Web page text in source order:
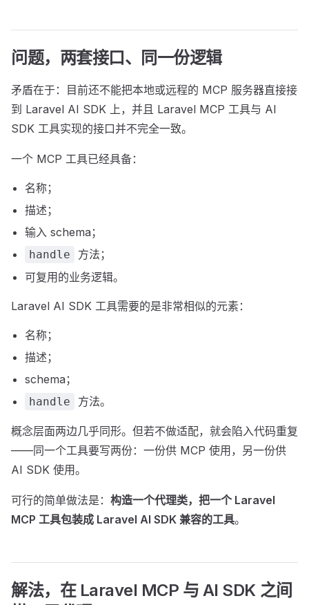
问题，两套接口、同一份逻辑
矛盾在于：目前还不能把本地或远程的 MCP 服务器直接接
到 Laravel AI SDK 上，并且 Laravel MCP 工具与 AI
SDK 工具实现的接口并不完全一致。
一个 MCP 工具已经具备：
名称；
描述；
输入 schema；
handle
方法；
可复用的业务逻辑。
Laravel AI SDK 工具需要的是非常相似的元素：
名称；
描述；
schema；
handle 方法。
概念层面两边几乎同形。但若不做适配，就会陷入代码重复
——同一个工具要写两份：一份供 MCP 使用，另一份供
AI SDK 使用。
可行的简单做法是： 构造一个代理类，把一个 Laravel
MCP 工具包装成 Laravel AI SDK 兼容的工具。
解法，在 Laravel MCP 与 AI SDK 之间